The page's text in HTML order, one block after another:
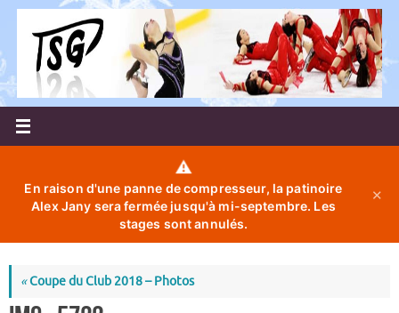
Passer
contenu
⚠️
En raison d'une panne de compresseur, la patinoire
Alex Jany sera fermée jusqu'à mi-septembre. Les
stages sont annulés.
✕
«Coupe du Club 2018 – Photos